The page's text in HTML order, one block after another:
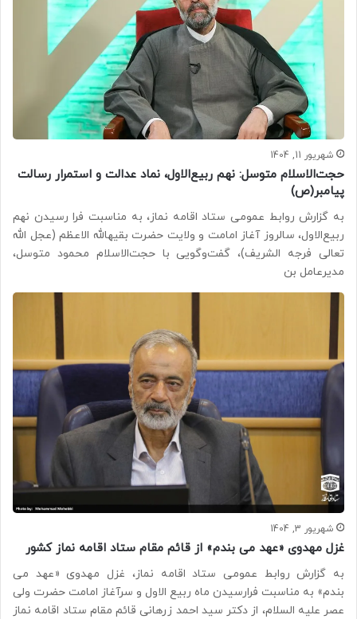
شهریور 11, 1404
حجت‌الاسلام متوسل: نهم ربیع‌الاول، نماد عدالت و استمرار رسالت
پیامبر(ص)
به گزارش روابط عمومی ستاد اقامه نماز، به مناسبت فرا رسیدن نهم
ربیع‌الاول، سالروز آغاز امامت و ولایت حضرت بقیهالله الاعظم (عجل الله
تعالی فرجه الشریف)، گفت‌وگویی با حجت‌الاسلام محمود متوسل،
مدیرعامل بن
شهریور 3, 1404
غزل مهدوی «عهد می بندم» از قائم مقام ستاد اقامه نماز کشور
به گزارش روابط عمومی ستاد اقامه نماز، غزل مهدوی «عهد می
بندم» به مناسبت فرارسیدن ماه ربیع الاول و سرآغاز امامت حضرت ولی
عصر علیه السلام، از دکتر سید احمد زرهانی قائم مقام ستاد اقامه نماز